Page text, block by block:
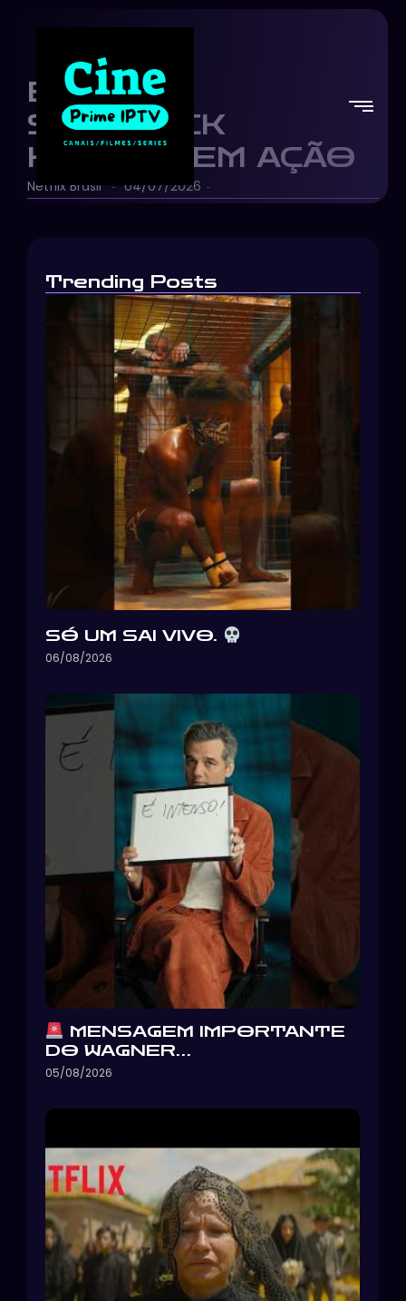
ENOLA E
SHERLOCK
HOLMES EM AÇÃO
Netflix Brasil - 04/07/2026 -
Trending Posts
SÓ UM SAI VIVO.
06/08/2026
MENSAGEM IMPORTANTE
DO WAGNER…
05/08/2026